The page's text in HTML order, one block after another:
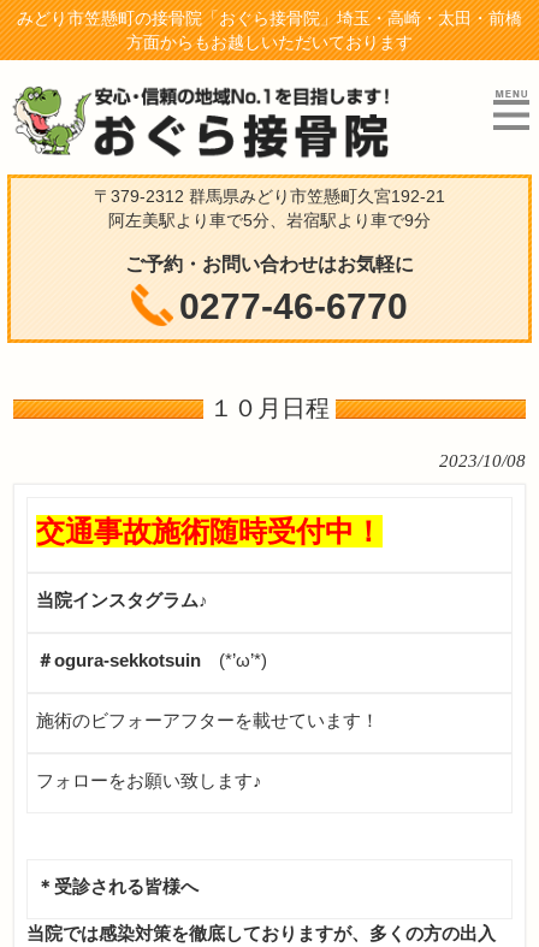
みどり市笠懸町の接骨院「おぐら接骨院」埼玉・高崎・太田・前橋
方面からもお越しいただいております
〒379-2312 群馬県みどり市笠懸町久宮192-21
阿左美駅より車で5分、岩宿駅より車で9分
ご予約・お問い合わせはお気軽に
0277-46-6770
１０月日程
2023/10/08
交通事故施術随時受付中！
当院インスタグラム♪
＃ogura-sekkotsuin (*’ω’*)
施術のビフォーアフターを載せています！
フォローをお願い致します♪
＊受診される皆様へ
当院では感染対策を徹底しておりますが、多くの方の出入